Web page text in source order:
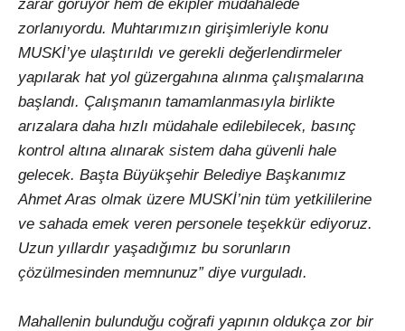
zarar görüyor hem de ekipler müdahalede
zorlanıyordu. Muhtarımızın girişimleriyle konu
MUSKİ’ye ulaştırıldı ve gerekli değerlendirmeler
yapılarak hat yol güzergahına alınma çalışmalarına
başlandı. Çalışmanın tamamlanmasıyla birlikte
arızalara daha hızlı müdahale edilebilecek, basınç
kontrol altına alınarak sistem daha güvenli hale
gelecek. Başta Büyükşehir Belediye Başkanımız
Ahmet Aras olmak üzere MUSKİ’nin tüm yetkililerine
ve sahada emek veren personele teşekkür ediyoruz.
Uzun yıllardır yaşadığımız bu sorunların
çözülmesinden memnunuz” diye vurguladı.
Mahallenin bulunduğu coğrafi yapının oldukça zor bir